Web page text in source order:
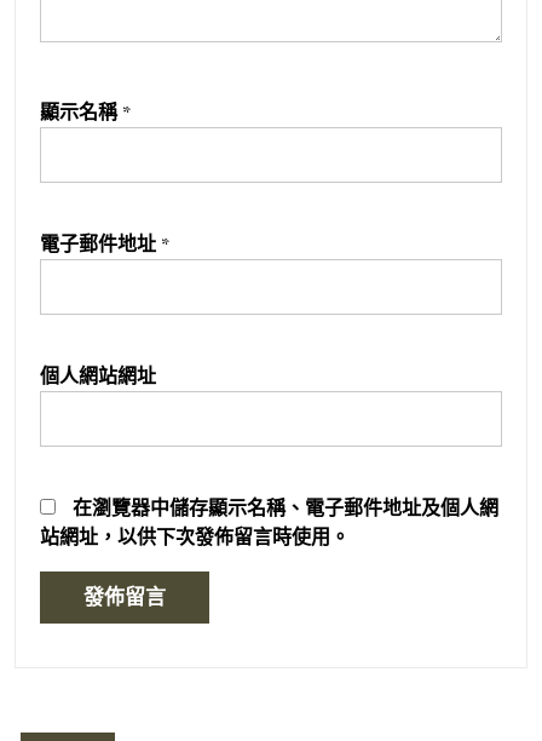
顯示名稱 *
電子郵件地址 *
個人網站網址
在瀏覽器中儲存顯示名稱、電子郵件地址及個人網
站網址，以供下次發佈留言時使用。